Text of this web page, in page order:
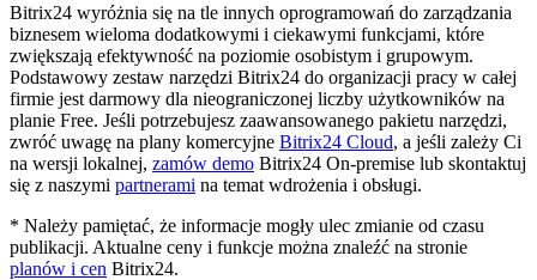
Bitrix24 wyróżnia się na tle innych oprogramowań do zarządzania
biznesem wieloma dodatkowymi i ciekawymi funkcjami, które
zwiększają efektywność na poziomie osobistym i grupowym.
Podstawowy zestaw narzędzi Bitrix24 do organizacji pracy w całej
firmie jest darmowy dla nieograniczonej liczby użytkowników na
planie Free. Jeśli potrzebujesz zaawansowanego pakietu narzędzi,
zwróć uwagę na plany komercyjne Bitrix24 Cloud, a jeśli zależy Ci
na wersji lokalnej, zamów demo Bitrix24 On-premise lub skontaktuj
się z naszymi partnerami na temat wdrożenia i obsługi.
* Należy pamiętać, że informacje mogły ulec zmianie od czasu
publikacji. Aktualne ceny i funkcje można znaleźć na stronie
planów i cen Bitrix24.